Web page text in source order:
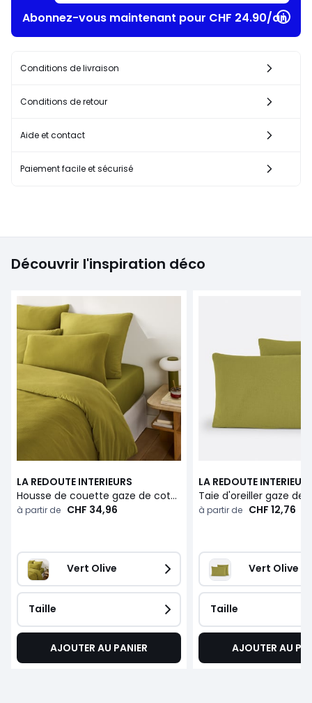
Abonnez-vous maintenant pour CHF 24.90/an​
Conditions de livraison
Conditions de retour
Aide et contact
Paiement facile et sécurisé
Découvrir l'inspiration déco
LA REDOUTE INTERIEURS
Housse de couette gaze de coton/coton lavé, KUMCO
à partir de CHF 34,96
Vert Olive
Taille
AJOUTER AU PANIER
LA REDOUTE
à partir de CHF 12,76
Vert Olive
Taille
AJOUTER AU